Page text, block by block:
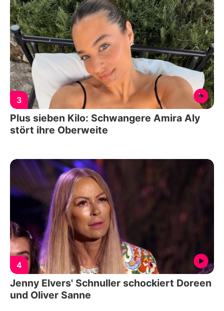
3
Plus sieben Kilo: Schwangere Amira Aly
stört ihre Oberweite
4
Jenny Elvers' Schnuller schockiert Doreen
und Oliver Sanne